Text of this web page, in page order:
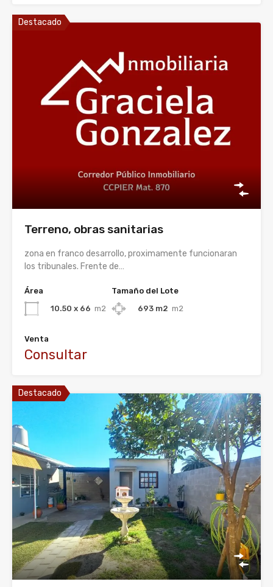
Destacado
Terreno, obras sanitarias
zona en franco desarrollo, proximamente funcionaran
los tribunales. Frente de…
Área
10.50 x 66 m2
Tamaño del Lote
693 m2 m2
Venta
Consultar
Destacado